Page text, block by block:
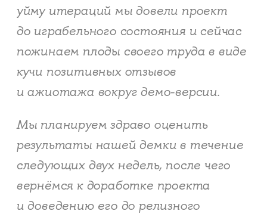
уйму итераций мы довели проект
до играбельного состояния и сейчас
пожинаем плоды своего труда в виде
кучи позитивных отзывов
и ажиотажа вокруг демо-версии.
Мы планируем здраво оценить
результаты нашей демки в течение
следующих двух недель, после чего
вернёмся к доработке проекта
и доведению его до релизного